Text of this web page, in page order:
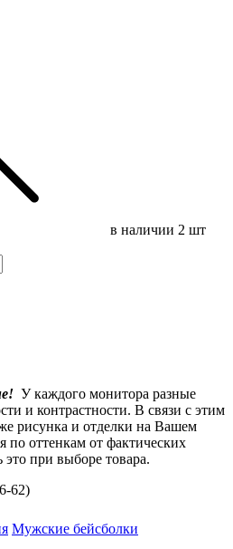
в наличии 2 шт
У каждого монитора разные
и контрастности. В связи с этим
рисунка и отделки на Вашем
по оттенкам от фактических
при выборе товара.
62)
Мужские бейсболки